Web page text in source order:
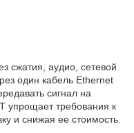
сжатия, аудио, сетевой
один кабель Ethernet
сигнал на
упрощает требования к
и снижая ее стоимоcть.